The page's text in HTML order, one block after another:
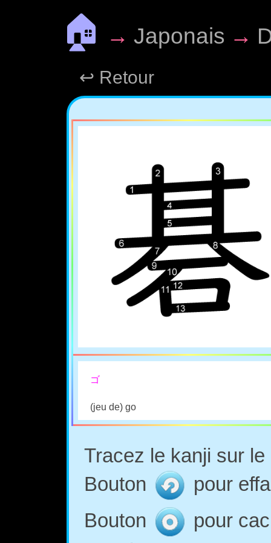
🏠 → Japonais →
↩ Retour
ゴ
(jeu de) go
Tracez le kanji sur
Bouton
pour
Bouton
pour